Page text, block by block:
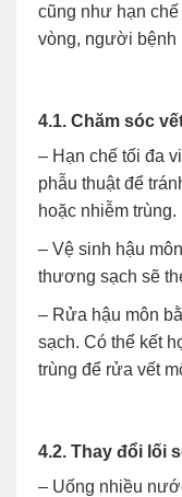
cũng như hạn
vòng, người bệnh
4.1. Chăm sóc
– Hạn chế tối đa
phẫu thuật để
hoặc nhiễm trùng.
– Vệ sinh hậu
thương sạch sẽ
– Rửa hậu môn
sạch. Có thể kết
trùng để rửa vết
4.2. Thay đổi lối
– Uống nhiều